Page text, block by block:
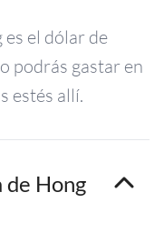
es el dólar de
podrás gastar en
estés allí.
de Hong